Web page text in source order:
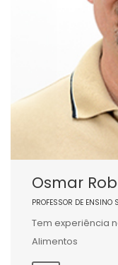
Osmar
PROFESSOR DE ENSINO
Tem experiência
Alimentos